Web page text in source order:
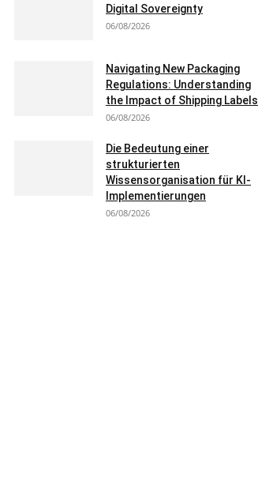
Digital Sovereignty
06/08/2026
Navigating New Packaging
Regulations: Understanding
the Impact of Shipping Labels
06/08/2026
Die Bedeutung einer
strukturierten
Wissensorganisation für KI-
Implementierungen
06/08/2026